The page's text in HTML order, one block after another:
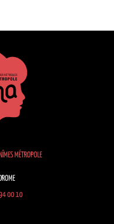
MÉTROPOLE
00 10